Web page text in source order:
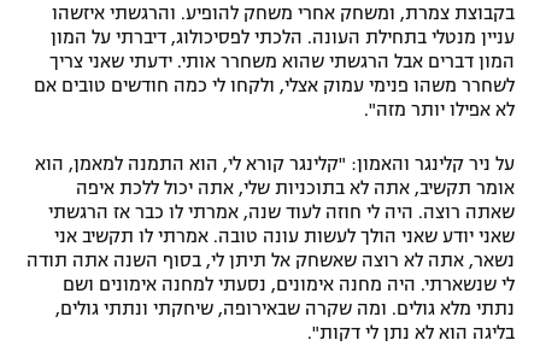
בקבוצת צמרת, ומשחק אחרי משחק להופיע. והרגשתי איזשהו
עניין מנטלי בתחילת העונה. הלכתי לפסיכולוג, דיברתי על המון
המון דברים אבל הרגשתי שהוא משחרר אותי. ידעתי שאני צריך
לשחרר משהו פנימי עמוק אצלי, ולקחו לי כמה חודשים טובים אם
לא אפילו יותר מזה".
על ניר קלינגר והאמון: "קלינגר קורא לי, הוא התמנה למאמן, הוא
אומר תקשיב, אתה לא בתוכניות שלי, אתה יכול ללכת איפה
שאתה רוצה. היה לי חוזה לעוד שנה, אמרתי לו כבר אז הרגשתי
שאני יודע שאני הולך לעשות עונה טובה. אמרתי לו תקשיב אני
נשאר, אתה לא רוצה שאשחק אל תיתן לי, בסוף השנה אתה תודה
לי שנשארתי. היה מחנה אימונים, נסעתי למחנה אימונים ושם
נתתי מלא גולים. ומה שקרה שבאירופה, שיחקתי ונתתי גולים,
בליגה הוא לא נתן לי דקות".